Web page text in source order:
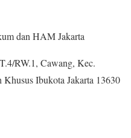
dan HAM Jakarta
RW.1, Cawang, Kec.
Ibukota Jakarta 13630